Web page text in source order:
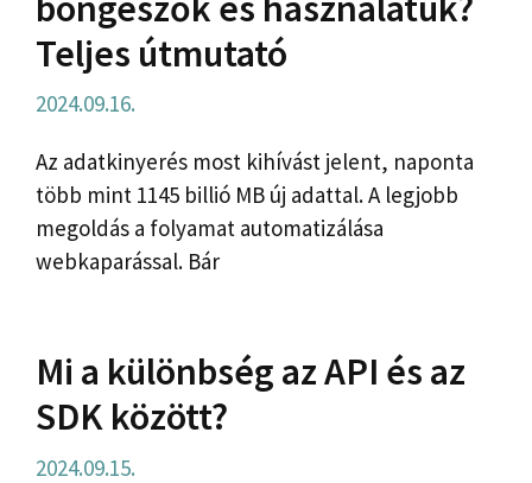
Teljes útmutató
2024.09.16.
Az adatkinyerés most kihívást jelent, naponta
több mint 1145 billió MB új adattal. A legjobb
megoldás a folyamat automatizálása
webkaparással. Bár
Mi a különbség az API és az
SDK között?
2024.09.15.